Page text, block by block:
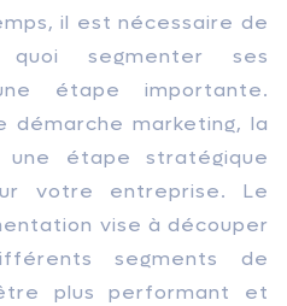
il est nécessaire de
segmenter ses
étape importante.
démarche marketing, la
une étape stratégique
votre entreprise. Le
vise à découper
segments de
plus performant et